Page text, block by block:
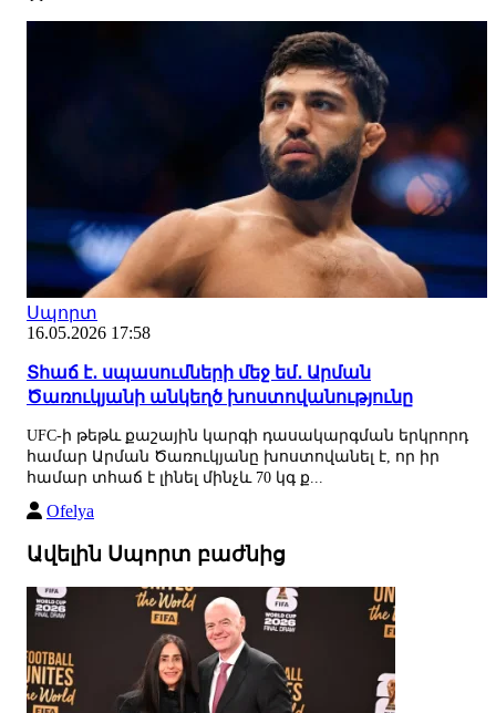
Սպորտ
16.05.2026 17:58
Տհաճ է․ սպասումների մեջ եմ․ Արման
Ծառուկյանի անկեղծ խոստովանությունը
UFC-ի թեթև քաշային կարգի դասակարգման երկրորդ
համար Արման Ծառուկյանը խոստովանել է, որ իր
համար տհաճ է լինել մինչև 70 կգ ք...
Ofelya
Ավելին Սպորտ բաժնից